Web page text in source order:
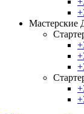
Мастерские